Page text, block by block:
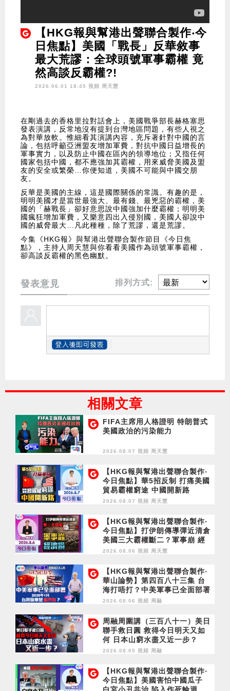
【HKG報與幫港出聲聯合製作‧今
日焦點】美國「戰長」反華敘事
最大荒謬：全球頭號軍事霸權 竟
然高談反霸權?!
2026.06.01 18:45 視頻 周天慧
在剛過去的香格里拉對話會上，美國戰爭部長赫格塞思
發表演講，反常地沒有提到台灣地區問題，有些人視之
為對華放軟。惟細看其演講內容，充斥著針對中國的言
論，包括呼籲亞洲盟友增加軍費，對抗中國日益增長的
軍事實力，以及防止中國在區內的領導地位；又指任何
國家包括中國，都不應強加其霸權，用來威脅美國及盟
友的安全或繁榮…你便知道，美國不可能與中國交朋
友。
反華是美國的主線，這是國際關係的常識。有趣的是，
明明美國才是當世最強大、最有錢、最兇惡的霸權，美
國的「赫戰長」卻好意思說中國強加什麼霸權；明明美
國瘋狂增加軍費，又樂意四出入侵別國，美國人卻說中
國的威脅最大…凡此種種，除了荒謬，還是荒謬。
今集《HKG報》與幫港出聲聯合製作節目《今日焦
點》，主持人周天慧與你看看美國作為頭號軍事霸權，
卻高談反霸權的黑色幽默。
發表意見 排列方式:
相關文章
FIFA主席用人格證明 特朗普式
美國政治的污染能力
2026.08.07 視頻 周天慧
【HKG報與幫港出聲聯合製作‧
今日焦點】華5招反制 打痛美國
貿易霸權窮途 中國開新路
2026.08.07 視頻 周天慧
【HKG報與幫港出聲聯合製作‧
今日焦點】打伊朗傳導彈近清倉
美國三大霸權斷二？軍事崩 經
濟損
2026.08.06 視頻 周天慧
【HKG報與幫港出聲聯合製作‧
華山論勢】第四百八十三集 台
海打唔打？中美軍事已全面部署
2028年1月台灣選舉是臨界點？
2026.08.06 視頻 周融
周融周圍講（三百八十一）美日
聯手救日圓 救得今日明天又如
何 日本山窮水盡又近一步？
2026.08.05 視頻 周融
【HKG報與幫港出聲聯合製作‧
今日焦點】美國害怕中國瓜子
白宮小丑共治 陷入作死輪迴